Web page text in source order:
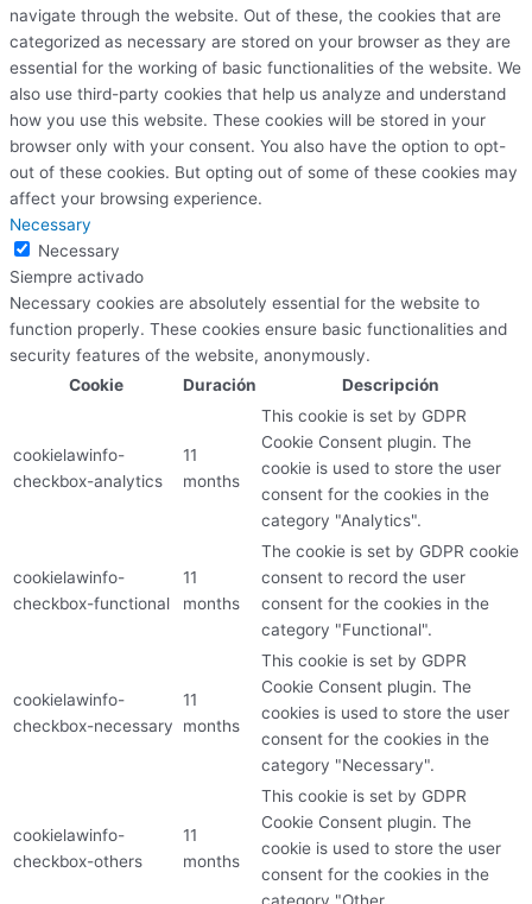
navigate through the website. Out of these, the cookies that are
categorized as necessary are stored on your browser as they are
essential for the working of basic functionalities of the website. We
also use third-party cookies that help us analyze and understand
how you use this website. These cookies will be stored in your
browser only with your consent. You also have the option to opt-
out of these cookies. But opting out of some of these cookies may
affect your browsing experience.
Necessary
Necessary
Siempre activado
Necessary cookies are absolutely essential for the website to
function properly. These cookies ensure basic functionalities and
security features of the website, anonymously.
Cookie
Duración Descripción
cookielawinfo-
checkbox-analytics
11
months
This cookie is set by GDPR
Cookie Consent plugin. The
cookie is used to store the user
consent for the cookies in the
category "Analytics".
cookielawinfo-
checkbox-functional
11
months
The cookie is set by GDPR cookie
consent to record the user
consent for the cookies in the
category "Functional".
cookielawinfo-
checkbox-necessary
11
months
This cookie is set by GDPR
Cookie Consent plugin. The
cookies is used to store the user
consent for the cookies in the
category "Necessary".
cookielawinfo-
checkbox-others
11
months
This cookie is set by GDPR
Cookie Consent plugin. The
cookie is used to store the user
consent for the cookies in the
category "Other.